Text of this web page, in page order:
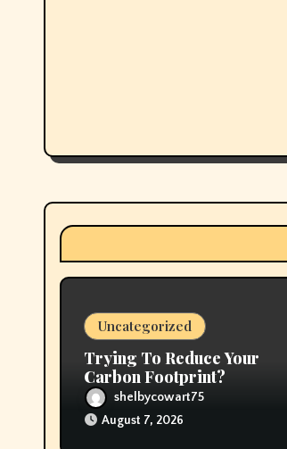
g
a
Uncategorized
Trying To Reduce Your
Carbon Footprint?
shelbycowart75
August 7, 2026